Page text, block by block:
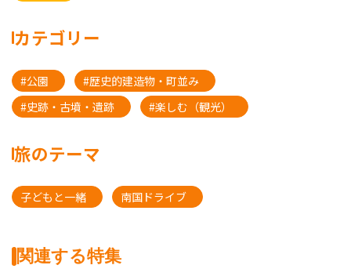
カテゴリー
#公園
#歴史的建造物・町並み
#史跡・古墳・遺跡
#楽しむ（観光）
旅のテーマ
子どもと一緒 南国ドライブ
関連する特集